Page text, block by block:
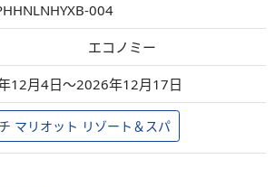
004
エコノミー
12月4日～2026年12月17日
マリオット リゾート＆スパ